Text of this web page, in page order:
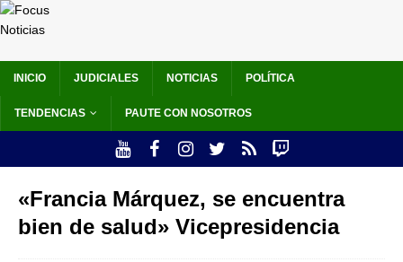
INICIO JUDICIALES NOTICIAS POLÍTICA
TENDENCIAS PAUTE CON NOSOTROS
«Francia Márquez, se encuentra
bien de salud» Vicepresidencia